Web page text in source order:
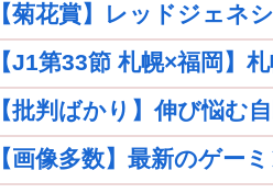
【菊花賞】レッドジェネ
【J1第33節 札幌×福岡】
【批判ばかり】伸び悩む
【画像多数】最新のゲー